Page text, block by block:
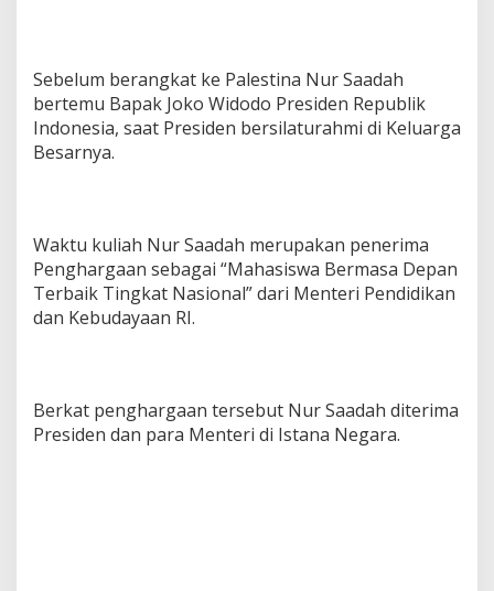
Sebelum berangkat ke Palestina Nur Saadah
bertemu Bapak Joko Widodo Presiden Republik
Indonesia, saat Presiden bersilaturahmi di Keluarga
Besarnya.
Waktu kuliah Nur Saadah merupakan penerima
Penghargaan sebagai “Mahasiswa Bermasa Depan
Terbaik Tingkat Nasional” dari Menteri Pendidikan
dan Kebudayaan RI.
Berkat penghargaan tersebut Nur Saadah diterima
Presiden dan para Menteri di Istana Negara.